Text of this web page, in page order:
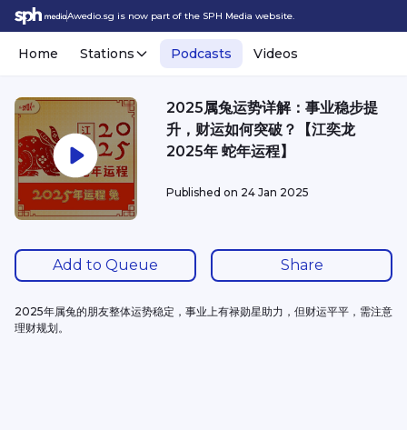
Awedio.sg is now part of the SPH Media website.
Home Stations Podcasts Videos
2025属兔运势详解：事业稳步提
升，财运如何突破？【江奕龙
2025年 蛇年运程】
Published on 24 Jan 2025
Add to Queue Share
2025年属兔的朋友整体运势稳定，事业上有禄勋星助力，但财运平平，需注意
理财规划。